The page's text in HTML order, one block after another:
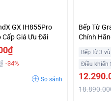
GX IH855Pro
Cấp Giá Ưu Đãi
-34%
So sánh
Bếp Từ
Chính
Bếp từ 3
Điều khiển